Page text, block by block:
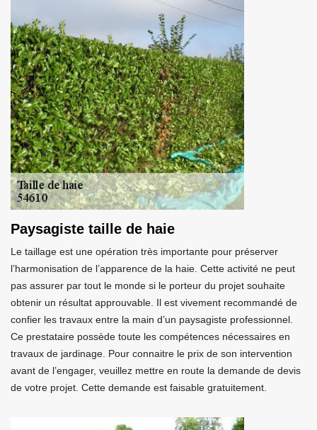
Paysagiste taille de haie
Le taillage est une opération très importante pour préserver
l’harmonisation de l’apparence de la haie. Cette activité ne peut
pas assurer par tout le monde si le porteur du projet souhaite
obtenir un résultat approuvable. Il est vivement recommandé de
confier les travaux entre la main d’un paysagiste professionnel.
Ce prestataire possède toute les compétences nécessaires en
travaux de jardinage. Pour connaitre le prix de son intervention
avant de l’engager, veuillez mettre en route la demande de devis
de votre projet. Cette demande est faisable gratuitement.